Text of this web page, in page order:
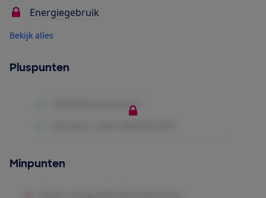
Energiegebruik
Bekijk alles
Pluspunten
Minpunten